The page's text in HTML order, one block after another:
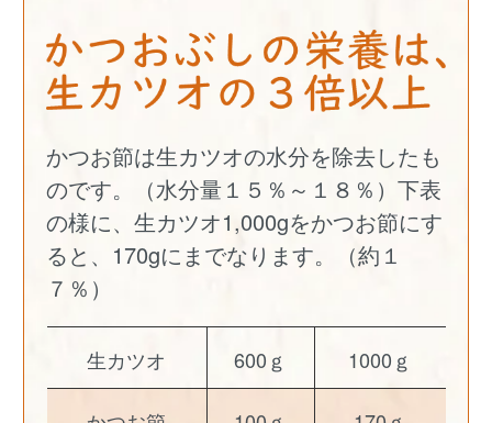
かつお節は生カツオの水分を除去したも
のです。（水分量１５％～１８％）下表
の様に、生カツオ1,000gをかつお節にす
ると、170gにまでなります。（約１
７％）
生カツオ 600ｇ 1000ｇ